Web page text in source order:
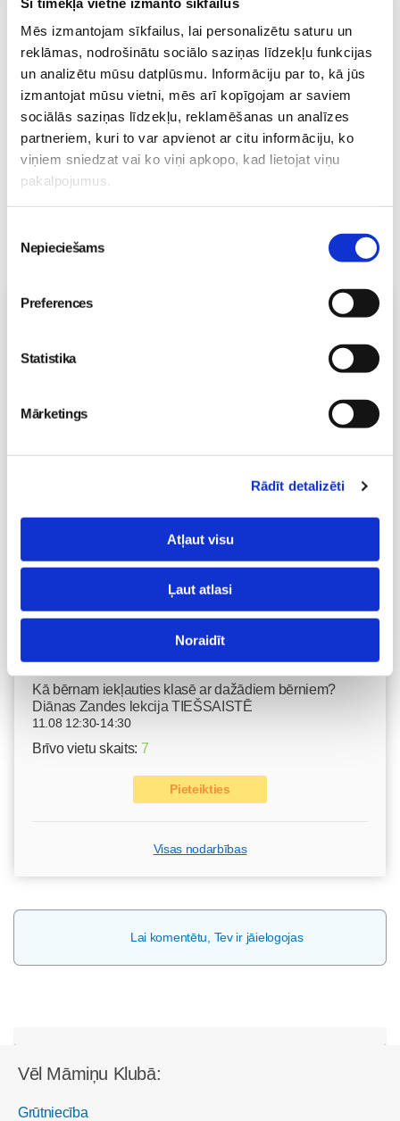
Mēs izmantojam sīkfailus, lai personalizētu saturu un
reklāmas, nodrošinātu sociālo saziņas līdzekļu funkcijas
un analizētu mūsu datplūsmu. Informāciju par to, kā jūs
izmantojat mūsu vietni, mēs arī kopīgojam ar saviem
sociālās saziņas līdzekļu, reklamēšanas un analīzes
partneriem, kuri to var apvienot ar citu informāciju, ko
viņiem sniedzat vai ko viņi apkopo, kad lietojat viņu
pakalpojumus.
izvēle
Nepieciešams
Preferences
Statistika
Mārketings
Rādīt detalizēti
Atļaut visu
Ļaut atlasi
Noraidīt
Mazuļa pirmā pieredze
peldēšanā
Mazulis
masāža Māmiņu klubā pie masāžas speciālistes Olgas
10.08 11:30-15:30
Emocionālā un psiholoģiskā sagatavošanās
dzemdībām kopā ar Diānu Zandi tiešsaistē ZOOM.US
11.08 10:00-12:00
Kā bērnam iekļauties klasē ar dažādiem bērniem?
Diānas Zandes lekcija TIEŠSAISTĒ
11.08 12:30-14:30
Brīvo vietu skaits: 7
Pieteikties
Visas nodarbības
Lai komentētu, Tev ir jāielogojas
Vēl Māmiņu Klubā:
Grūtniecība